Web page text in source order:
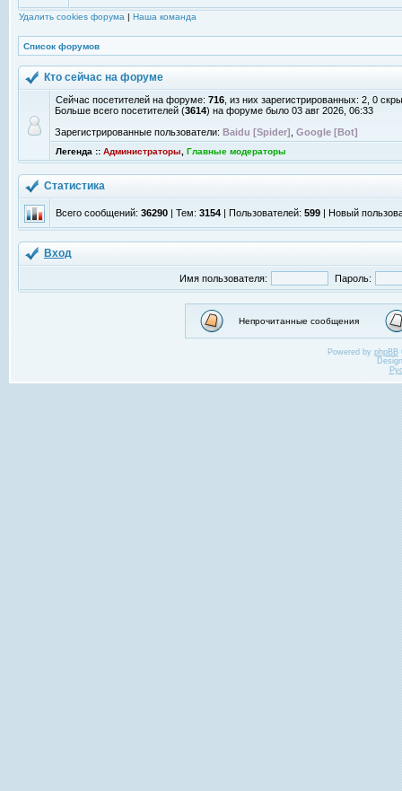
Удалить cookies форума | Наша команда
Список форумов
Кто сейчас на форуме
Сейчас посетителей на форуме: 716 , из них зарегистрированных: 2, 0
Больше всего посетителей (3614) на форуме было 03 авг 2026, 06:33
Зарегистрированные пользователи: Baidu [Spider] Google [Bot]
Легенда :: Администраторы Главные модераторы
Статистика
Всего сообщений: 36290 | Тем: 3154 | Пользователей: 599 | Новый
Вход
Имя пользователя: Пароль:
Непрочитанные сообщения
Powered by phpBB